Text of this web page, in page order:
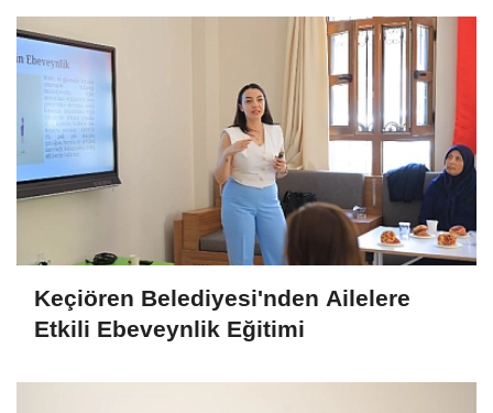
Keçiören Belediyesi'nden Ailelere
Etkili Ebeveynlik Eğitimi